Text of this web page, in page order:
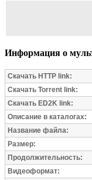
Информация о
Скачать HTTP link:
Скачать Torrent link:
Скачать ED2K link:
Описание в каталогах:
Название файла:
Размер:
Продолжительность:
Видеоформат: